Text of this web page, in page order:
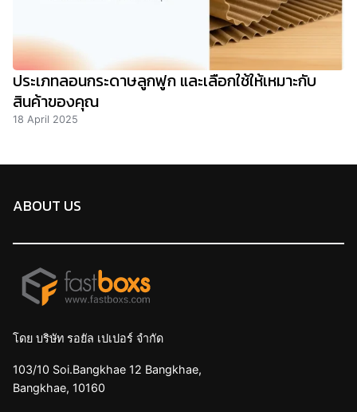
ประเภทลอนกระดาษลูกฟูก และเลือกใช้ให้เหมาะกับ
สินค้าของคุณ
18 April 2025
ABOUT US
โดย บริษัท รอยัล เปเปอร์ จำกัด
103/10 Soi.Bangkhae 12 Bangkhae,
Bangkhae, 10160